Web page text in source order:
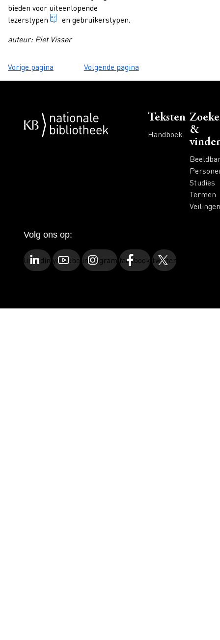
bieden voor uiteenlopende
lezerstypen
karakterisering van een groep lezers op basis
en gebruikerstypen.
auteur: Piet Visser
Vorige pagina Volgende pagina
Voet
Teksten
Handboek
&
Studies
Termen
Veilingen
Volg ons op:
linkedinyoutubeinstagramfacebooktwitter